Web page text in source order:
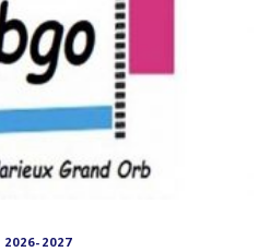
2026-2027